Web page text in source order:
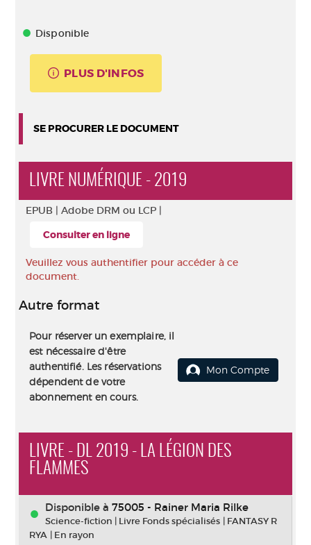
Disponible
PLUS D'INFOS
SE PROCURER LE DOCUMENT
LIVRE NUMÉRIQUE - 2019
EPUB | Adobe DRM ou LCP |
Consulter en ligne
Veuillez vous authentifier pour accéder à ce
document.
Autre format
Pour réserver un exemplaire, il
est nécessaire d'être
authentifié. Les réservations
dépendent de votre
abonnement en cours.
Mon Compte
LIVRE - DL 2019 - LA LÉGION DES
FLAMMES
Disponible à 75005 - Rainer Maria Rilke
Science-fiction | Livre Fonds spécialisés | FANTASY R
RYA | En rayon